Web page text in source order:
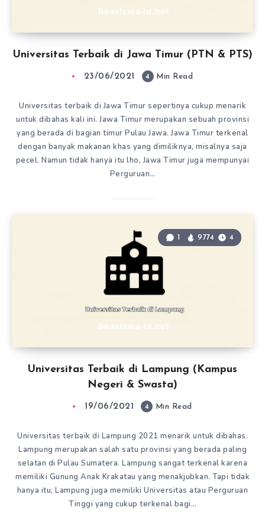
Universitas Terbaik di Jawa Timur (PTN & PTS)
23/06/2021 4 Min Read
Universitas terbaik di Jawa Timur sepertinya cukup menarik
untuk dibahas kali ini. Jawa Timur merupakan sebuah provinsi
yang berada di bagian timur Pulau Jawa. Jawa Timur terkenal
dengan banyak makanan khas yang dimiliknya, misalnya saja
pecel. Namun tidak hanya itu lho, Jawa Timur juga mempunyai
Perguruan…
Universitas Terbaik di Lampung (Kampus
Negeri & Swasta)
1 9774 4
19/06/2021 4 Min Read
Universitas terbaik di Lampung 2021 menarik untuk dibahas.
Lampung merupakan salah satu provinsi yang berada paling
selatan di Pulau Sumatera. Lampung sangat terkenal karena
memiliki Gunung Anak Krakatau yang menakjubkan. Tapi tidak
hanya itu, Lampung juga memiliki Universitas atau Perguruan
Tinggi yang cukup terkenal bagi…